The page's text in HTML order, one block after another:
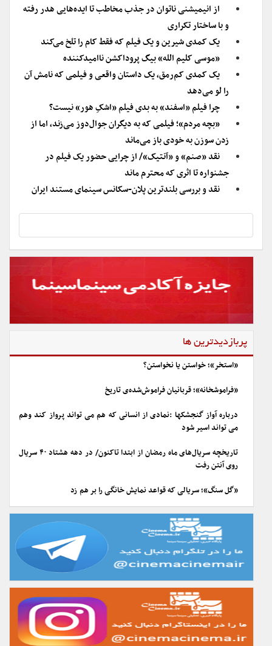
از انیمیشنی ناتوان در جذب مخاطب تا ایده‌هایی هدر رفته
و با ساختار تکراری
یک کمدی شیرین و یک فیلم که فقط کام را تلخ می‌کند
«موسی کلیم الله» بیگ پروداکشن ناامیدکننده
یک کمدی کم‌رمق، یک داستان واقعی و فیلمی که نامش آن
را لو می‌دهد
چرا فیلم «اسفند» به بدی فیلم «اشکِ هور» نیست؟
«بچه مردم»؛ فیلمی که به دیگران جوال‌دوز می‌زند، اما از
زدن سوزن به خودی باز می‌ماند
نقد «صنم» و «آنتیک»/ از چرایی حضور یک فیلم در
جشنواره تا اثری که محترم ماند
نقد و بررسی بلندترین پلان-سکانس سینمای مستند ایران
پربازدیدترین ها
«استخر»؛ خواستن یا نخواستن؟
«فراموشخانه»؛ قربانیان فراموش‌شده‌ی تاریخ
درباره آواز گنجشکها :نمادی از انسانی که هم می تواند پرواز کند وهم
می تواند اسیر شود
تاریخچه سریال‌های ماه رمضان از ابتدا تاکنون/ در دهه هشتاد ۴۰ سریال
روی آنتن رفت
«گل سنگ»؛ سریالی که قواعد نمایش خانگی را بر هم زد